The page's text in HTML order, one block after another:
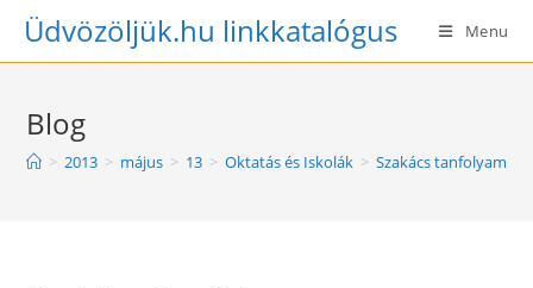
SkipÜdvözöljük.hu linkkatalógus Menu
Blog
> 2013 > május > 13 > Oktatás és Iskolák > Szakács tanfolyam